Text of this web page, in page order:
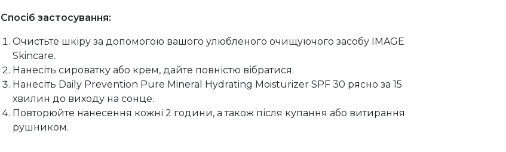
Спосіб застосування:
Очистьте шкіру за допомогою вашого улюбленого очищуючого засобу IMAGE
Skincare.
Нанесіть сироватку або крем, дайте повністю вібратися.
Нанесіть Daily Prevention Pure Mineral Hydrating Moisturizer SPF 30 рясно за 15
хвилин до виходу на сонце.
Повторюйте нанесення кожні 2 години, а також після купання або витирання
рушником.